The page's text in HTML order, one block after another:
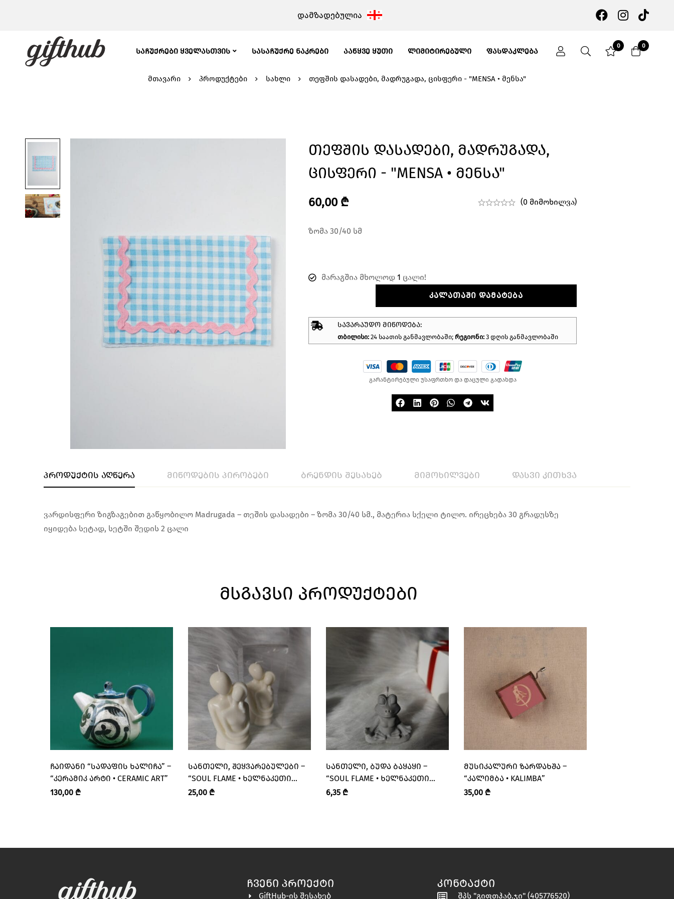
დამზადებულია
ᲡᲐᲩᲣᲥᲠᲔᲑᲘ ᲧᲕᲔᲚᲐᲡᲗᲕᲘᲡ ᲡᲐᲡᲐᲩᲣᲥᲠᲔ ᲜᲐᲙᲠᲔᲑᲘ ᲐᲐᲬᲧᲕᲔ ᲧᲣᲗᲘ ᲚᲘᲛᲘᲢᲘᲠᲔᲑᲣᲚᲘ ᲤᲐᲡᲓᲐᲙᲚᲔᲑᲐ
0 0
მთავარი პროდუქტები სახლი თეფშის დასადები, მადრუგადა, ცისფერი - "MENSA • მენსა"
Თეფშის Დასადები, Მადრუგადა,
Ცისფერი - "MENSA • Მენსა"
60,00 ₾ (0 მიმოხილვა)
ზომა 30/40 სმ
მარაგშია მხოლოდ 1 ცალი!
ᲙᲐᲚᲐᲗᲐᲨᲘ ᲓᲐᲛᲐᲢᲔᲑᲐ
ᲡᲐᲕᲐᲠᲐᲣᲓᲝ ᲛᲘᲬᲝᲓᲔᲑᲐ:
თბილისი: 24 საათის განმავლობაში; რეგიონი: 3 დღის განმავლობაში
გარანტირებული უსაფრთხო და დაცული გადახდა
პროდუქტის აღწერა მიწოდების პირობები ბრენდის შესახებ მიმოხილვები დასვი კითხვა
ვარდისფერი ზიგზაგებით გაწყობილო Madrugada – თეშის დასადები – ზომა 30/40 სმ., მატერია სქელი ტილო. ირეცხება 30 გრადუსზე
იყიდება სეტად, სეტში შედის 2 ცალი
ᲛᲡᲒᲐᲕᲡᲘ ᲞᲠᲝᲓᲣᲥᲢᲔᲑᲘ
ᲩᲐᲘᲓᲐᲜᲘ “ᲡᲐᲓᲐᲤᲘᲡ ᲮᲐᲚᲘᲩᲐ” –
“ᲙᲔᲠᲐᲛᲘᲙ ᲐᲠᲢᲘ • CERAMIC ART”
130,00 ₾
ᲡᲐᲜᲗᲔᲚᲘ, ᲨᲔᲧᲕᲐᲠᲔᲑᲣᲚᲔᲑᲘ –
“SOUL FLAME • ᲮᲔᲚᲜᲐᲙᲔᲗᲘ
ᲐᲠᲝᲛᲐᲢᲣᲚᲘ ᲡᲐᲜᲗᲚᲔᲑᲘ”
25,00 ₾
ᲡᲐᲜᲗᲔᲚᲘ, ᲑᲣᲓᲐ ᲑᲐᲧᲐᲧᲘ –
“SOUL FLAME • ᲮᲔᲚᲜᲐᲙᲔᲗᲘ
ᲐᲠᲝᲛᲐᲢᲣᲚᲘ ᲡᲐᲜᲗᲚᲔᲑᲘ”
6,35 ₾
ᲛᲣᲡᲘᲙᲐᲚᲣᲠᲘ ᲖᲐᲠᲓᲐᲮᲨᲐ –
“ᲙᲐᲚᲘᲛᲑᲐ • KALIMBA”
35,00 ₾
ᲩᲕᲔᲜᲘ ᲞᲠᲝᲔᲥᲢᲘ
GiftHub-ის შესახებ
ᲙᲝᲜᲢᲐᲥᲢᲘ
შპს "გიფთჰაბ.ჯი" (405776520)